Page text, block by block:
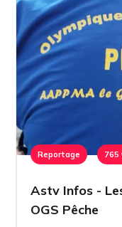
Reportage 765
Astv Infos -
OGS Pêche